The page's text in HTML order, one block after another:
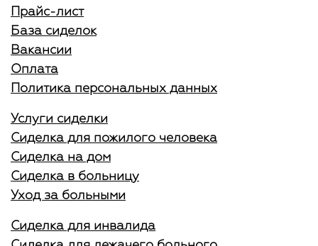
Прайс-лист
База сиделок
Вакансии
Оплата
Политика персональных данных
Услуги сиделки
Сиделка для пожилого человека
Сиделка на дом
Сиделка в больницу
Уход за больными
Сиделка для инвалида